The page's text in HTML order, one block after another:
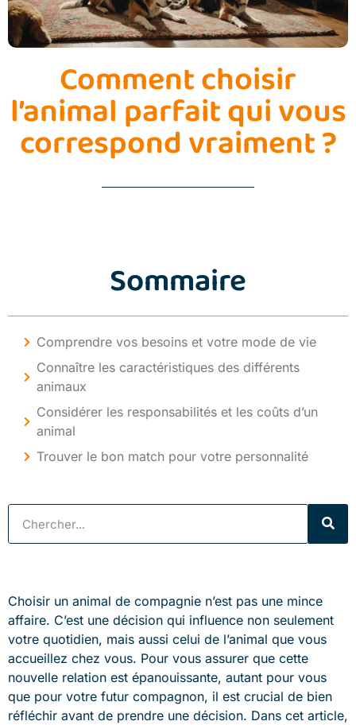
Comment choisir
l’animal parfait qui vous
correspond vraiment ?
Sommaire
Comprendre vos besoins et votre mode de vie
Connaître les caractéristiques des différents
animaux
Considérer les responsabilités et les coûts d’un
animal
Trouver le bon match pour votre personnalité
Choisir un animal de compagnie n’est pas une mince
affaire. C’est une décision qui influence non seulement
votre quotidien, mais aussi celui de l’animal que vous
accueillez chez vous. Pour vous assurer que cette
nouvelle relation est épanouissante, autant pour vous
que pour votre futur compagnon, il est crucial de bien
réfléchir avant de prendre une décision. Dans cet article,